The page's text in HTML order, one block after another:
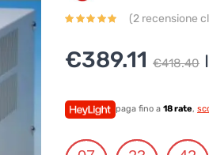
(2 recensione
€418.40
€389.11
paga fino a 18 rate,